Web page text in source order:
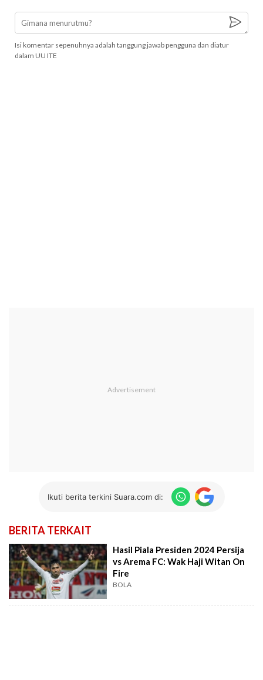
Isi komentar sepenuhnya adalah tanggung jawab pengguna dan diatur
dalam UU ITE
Ikuti berita terkini Suara.com di:
BERITA TERKAIT
Hasil Piala Presiden 2024 Persija
vs Arema FC: Wak Haji Witan On
Fire
BOLA